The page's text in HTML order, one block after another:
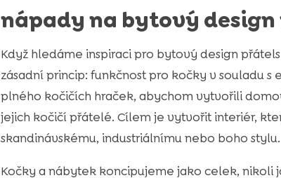
nápady na bytový
Když hledáme inspiraci pro bytový design
zásadní princip: funkčnost pro kočky v souladu
plného kočičích hraček, abychom vytvořili
jejich kočičí přátelé. Cílem je vytvořit interiér,
skandinávskému, industriálnímu nebo boho stylu.
Kočky a nábytek koncipujeme jako celek, nikoli